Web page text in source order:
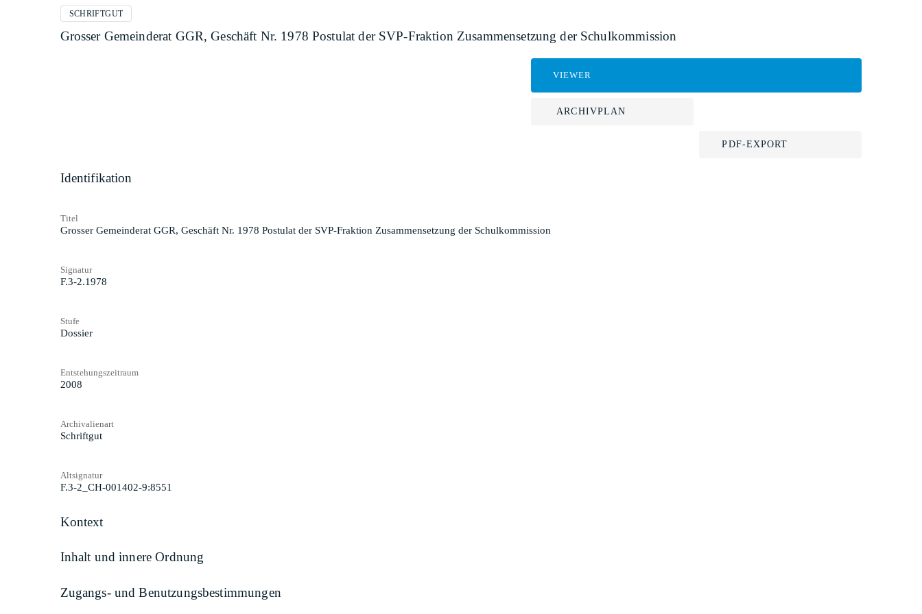
SCHRIFTGUT
Grosser Gemeinderat GGR, Geschäft Nr. 1978 Postulat der SVP-Fraktion Zusammensetzung der Schulkommission
VIEWER
ARCHIVPLAN
PDF-EXPORT
Identifikation
Titel
Grosser Gemeinderat GGR, Geschäft Nr. 1978 Postulat der SVP-Fraktion Zusammensetzung der Schulkommission
Signatur
F.3-2.1978
Stufe
Dossier
Entstehungszeitraum
2008
Archivalienart
Schriftgut
Altsignatur
F.3-2_CH-001402-9:8551
Kontext
Inhalt und innere Ordnung
Zugangs- und Benutzungsbestimmungen